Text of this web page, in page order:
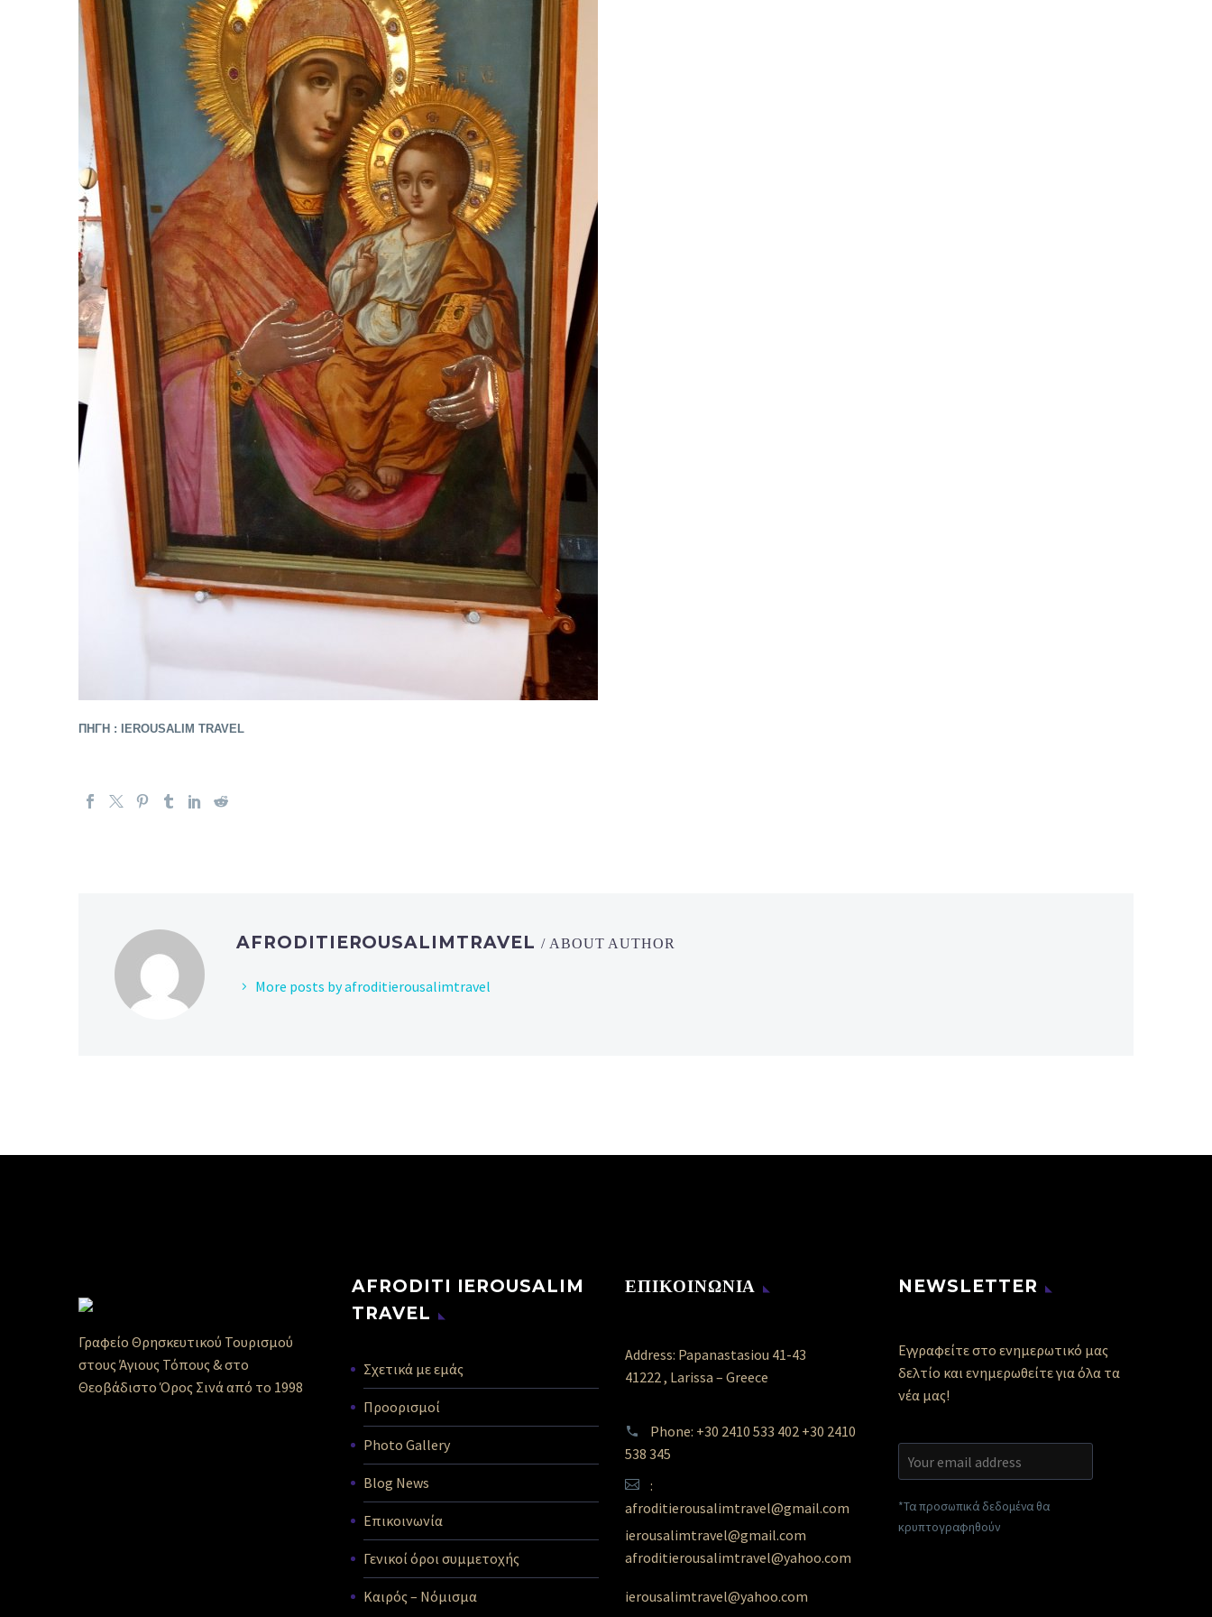
ΠΗΓΗ : IEROUSALIM TRAVEL
AFRODITIEROUSALIMTRAVEL / ABOUT AUTHOR
More posts by afroditierousalimtravel
Γραφείο Θρησκευτικού Τουρισμού
στους Άγιους Τόπους & στο
Θεοβάδιστο Όρος Σινά από το 1998
AFRODITI IEROUSALIM
TRAVEL
Σχετικά με εμάς
Προορισμοί
Photo Gallery
Blog News
Επικοινωνία
Γενικοί όροι συμμετοχής
Καιρός – Νόμισμα
ΕΠΙΚΟΙΝΩΝΙΑ
Address: Papanastasiou 41-43
41222 , Larissa – Greece
Phone: +30 2410 533 402 +30 2410
538 345
:
afroditierousalimtravel@gmail.com
ierousalimtravel@gmail.com
afroditierousalimtravel@yahoo.com
ierousalimtravel@yahoo.com
NEWSLETTER
Εγγραφείτε στο ενημερωτικό μας
δελτίο και ενημερωθείτε για όλα τα
νέα μας!
*Τα προσωπικά δεδομένα θα
κρυπτογραφηθούν